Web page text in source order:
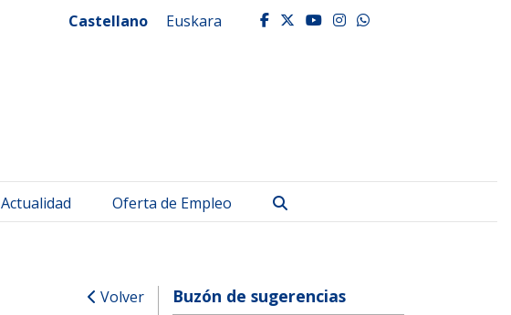
Castellano Euskara facebook
twitter
youtube
instagram
whatsapp
Actualidad Oferta de Empleo
Volver Buzón de sugerencias